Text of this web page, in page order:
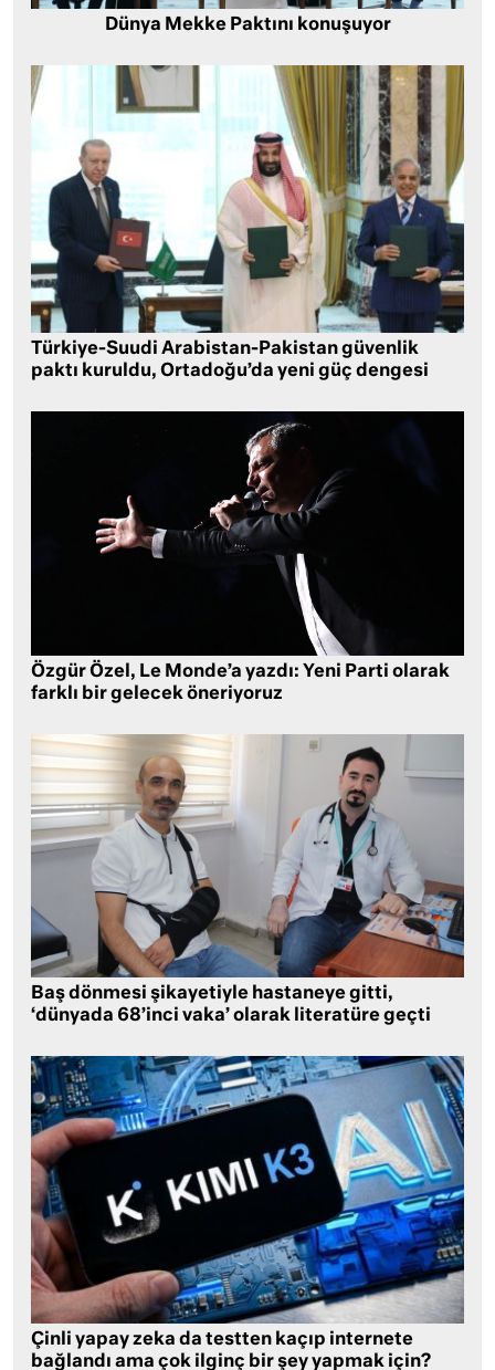
Dünya Mekke Paktını konuşuyor
Türkiye-Suudi Arabistan-Pakistan güvenlik
paktı kuruldu, Ortadoğu’da yeni güç dengesi
Özgür Özel, Le Monde’a yazdı: Yeni Parti olarak
farklı bir gelecek öneriyoruz
Baş dönmesi şikayetiyle hastaneye gitti,
‘dünyada 68’inci vaka’ olarak literatüre geçti
Çinli yapay zeka da testten kaçıp internete
bağlandı ama çok ilginç bir şey yapmak için?